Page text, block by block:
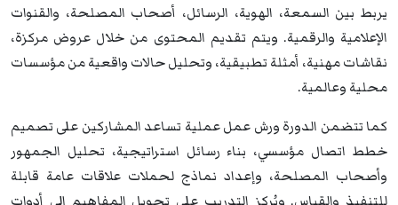
يربط بين السمعة، الهوية، الرسائل، أصحاب المصلحة، والقنوات
الإعلامية والرقمية. ويتم تقديم المحتوى من خلال عروض مركزة،
نقاشات مهنية، أمثلة تطبيقية، وتحليل حالات واقعية من مؤسسات
محلية وعالمية.
كما تتضمن الدورة ورش عمل عملية تساعد المشاركين على تصميم
خطط اتصال مؤسسي، بناء رسائل استراتيجية، تحليل الجمهور
وأصحاب المصلحة، وإعداد نماذج لحملات علاقات عامة قابلة